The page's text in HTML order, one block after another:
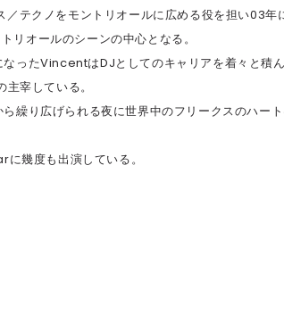
テクノをモントリオールに広める役を担い03年
オールのシーンの中心となる。
ったVincentはDJとしてのキャリアを着々と積ん
宰している。
繰り広げられる夜に世界中のフリークスのハー
幾度も出演している。